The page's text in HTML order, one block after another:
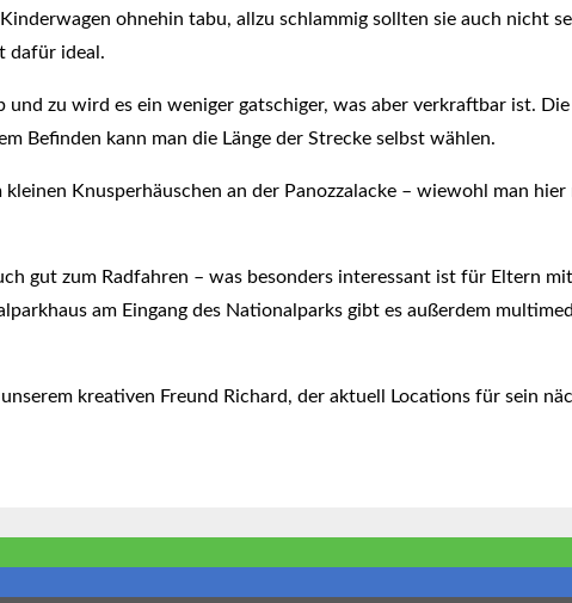
ohnehin tabu, allzu schlammig sollten sie auch nicht
dafür ideal.
zu wird es ein weniger gatschiger, was aber verkraftbar ist.
Befinden kann man die Länge der Strecke selbst wählen.
Knusperhäuschen an der Panozzalacke – wiewohl man
gut zum Radfahren – was besonders interessant ist für Eltern
am Eingang des Nationalparks gibt es außerdem
kreativen Freund Richard, der aktuell Locations für sein